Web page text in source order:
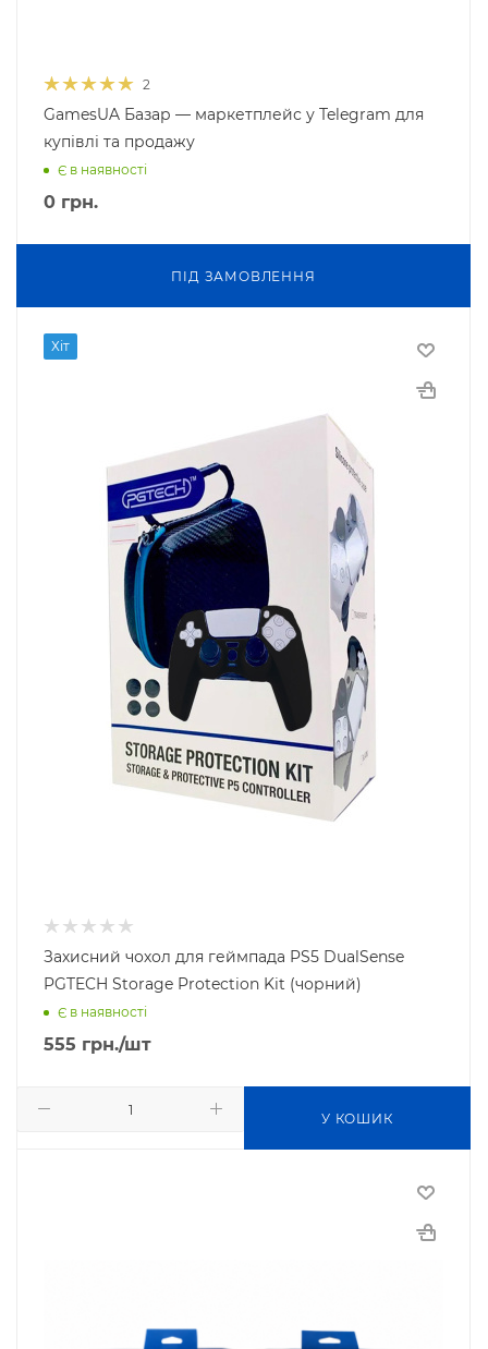
2
GamesUA Базар — маркетплейс у Telegram для
купівлі та продажу
Є в наявності
0 грн.
ПIД ЗАМОВЛЕННЯ
Хіт
Захисний чохол для геймпада PS5 DualSense
PGTECH Storage Protection Kit (чорний)
Є в наявності
555 грн./шт
У КОШИК